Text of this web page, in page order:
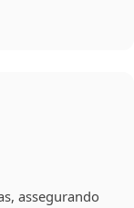
assegurando